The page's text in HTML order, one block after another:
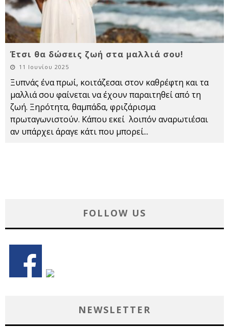
Έτσι θα δώσεις ζωή στα μαλλιά σου!
11 Ιουνίου 2025
Ξυπνάς ένα πρωί, κοιτάζεσαι στον καθρέφτη και τα
μαλλιά σου φαίνεται να έχουν παραιτηθεί από τη
ζωή. Ξηρότητα, θαμπάδα, φριζάρισμα
πρωταγωνιστούν. Κάπου εκεί λοιπόν αναρωτιέσαι
αν υπάρχει άραγε κάτι που μπορεί...
FOLLOW US
NEWSLETTER